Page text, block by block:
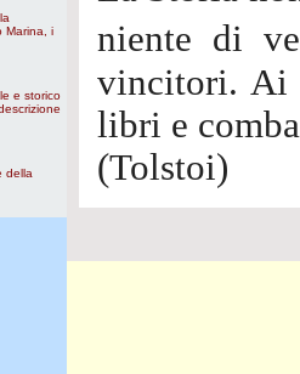
Marina, i
e storico
della
niente di
vincitori. Ai
libri e
(Tolstoi)